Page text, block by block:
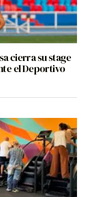
cierra su stage
el Deportivo